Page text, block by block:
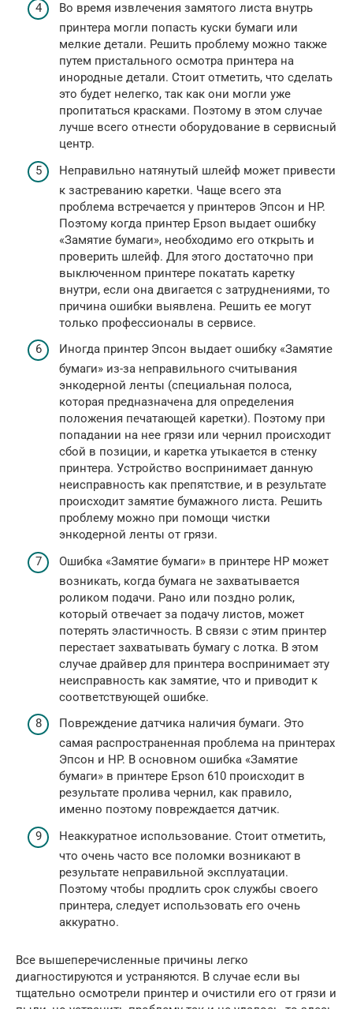
Во время извлечения замятого листа внутрь
принтера могли попасть куски бумаги или
мелкие детали. Решить проблему можно также
путем пристального осмотра принтера на
инородные детали. Стоит отметить, что сделать
это будет нелегко, так как они могли уже
пропитаться красками. Поэтому в этом случае
лучше всего отнести оборудование в сервисный
центр.
Неправильно натянутый шлейф может привести
к застреванию каретки. Чаще всего эта
проблема встречается у принтеров Эпсон и HP.
Поэтому когда принтер Epson выдает ошибку
«Замятие бумаги», необходимо его открыть и
проверить шлейф. Для этого достаточно при
выключенном принтере покатать каретку
внутри, если она двигается с затруднениями, то
причина ошибки выявлена. Решить ее могут
только профессионалы в сервисе.
Иногда принтер Эпсон выдает ошибку «Замятие
бумаги» из-за неправильного считывания
энкодерной ленты (специальная полоса,
которая предназначена для определения
положения печатающей каретки). Поэтому при
попадании на нее грязи или чернил происходит
сбой в позиции, и каретка утыкается в стенку
принтера. Устройство воспринимает данную
неисправность как препятствие, и в результате
происходит замятие бумажного листа. Решить
проблему можно при помощи чистки
энкодерной ленты от грязи.
Ошибка «Замятие бумаги» в принтере HP может
возникать, когда бумага не захватывается
роликом подачи. Рано или поздно ролик,
который отвечает за подачу листов, может
потерять эластичность. В связи с этим принтер
перестает захватывать бумагу с лотка. В этом
случае драйвер для принтера воспринимает эту
неисправность как замятие, что и приводит к
соответствующей ошибке.
Повреждение датчика наличия бумаги. Это
самая распространенная проблема на принтерах
Эпсон и HP. В основном ошибка «Замятие
бумаги» в принтере Epson 610 происходит в
результате пролива чернил, как правило,
именно поэтому повреждается датчик.
Неаккуратное использование. Стоит отметить,
что очень часто все поломки возникают в
результате неправильной эксплуатации.
Поэтому чтобы продлить срок службы своего
принтера, следует использовать его очень
аккуратно.
Все вышеперечисленные причины легко
диагностируются и устраняются. В случае если вы
тщательно осмотрели принтер и очистили его от грязи и